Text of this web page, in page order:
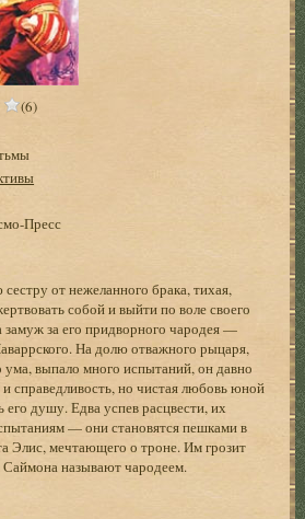
(6)
Пресс
от нежеланного брака, тихая,
собой и выйти по воле своего
замуж за его придворного чародея —
На долю отважного рыцаря,
ума, выпало много испытаний, он давно
справедливость, но чистая любовь юной
его душу. Едва успев расцвести, их
— они становятся пешками в
Элис, мечтающего о троне. Им грозит
Саймона называют чародеем.